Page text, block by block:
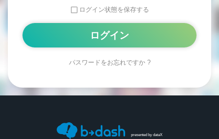
ログイン状態を保存する
パスワードをお忘れですか ?
presented by dataX